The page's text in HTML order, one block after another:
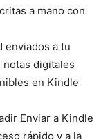
a mano con
enviados a tu
notas digitales
en Kindle
Enviar a Kindle
rápido y a la